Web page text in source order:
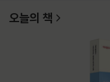
오늘의 책